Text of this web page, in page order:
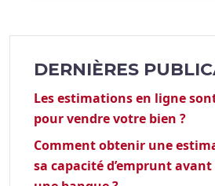
DERNIÈRES
Les estimations en ligne
pour vendre votre bien ?
Comment obtenir une
sa capacité d’emprunt